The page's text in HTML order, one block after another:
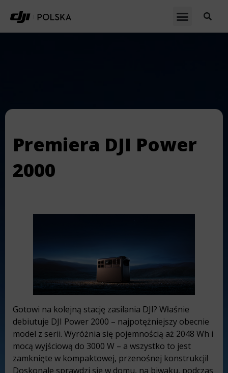
Premiera DJI Power
2000
Gotowi na kolejną stację zasilania DJI? Właśnie
debiutuje DJI Power 2000 – najpotężniejszy obecnie
model z serii. Wyróżnia się pojemnością aż 2048 Wh i
mocą wyjściową do 3000 W – a wszystko to jest
zamknięte w kompaktowej, przenośnej konstrukcji!
Doskonale sprawdzi się w domu, na biwaku, podczas